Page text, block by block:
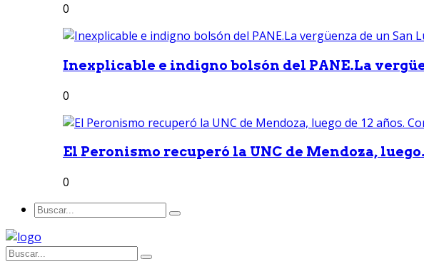
0
Inexplicable e indigno bolsón del PANE.La
0
El Peronismo recuperó la UNC de Mendoza,
0